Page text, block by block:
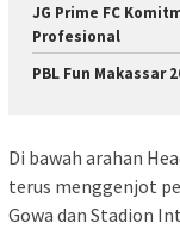
JG Prime FC
Profesional
PBL Fun Makassar
Di bawah arahan
terus menggenjot
Gowa dan Stadion